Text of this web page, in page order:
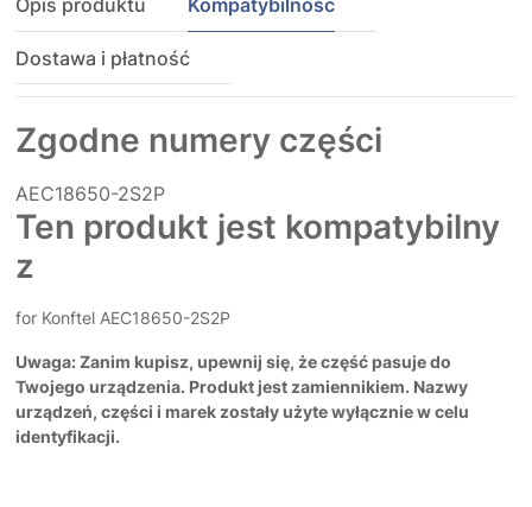
Opis produktu Kompatybilność
Dostawa i płatność
Zgodne numery części
AEC18650-2S2P
Ten produkt jest kompatybilny
z
for Konftel AEC18650-2S2P
Uwaga: Zanim kupisz, upewnij się, że część pasuje do
Twojego urządzenia. Produkt jest zamiennikiem. Nazwy
urządzeń, części i marek zostały użyte wyłącznie w celu
identyfikacji.